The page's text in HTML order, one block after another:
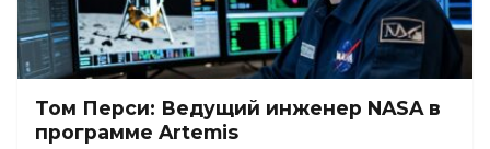
Том Перси: Ведущий инженер NASA в
программе Artemis